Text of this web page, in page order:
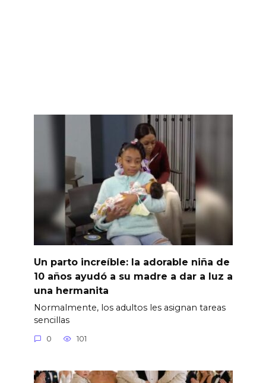
Un parto increíble: la adorable niña de
10 años ayudó a su madre a dar a luz a
una hermanita
Normalmente, los adultos les asignan tareas
sencillas
0 101